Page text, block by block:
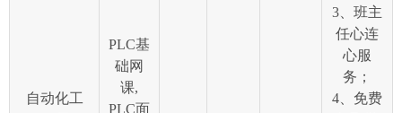
自动化工
PLC基
础网
课,
PLC面
3、班主
任心连
心服
务；
4、免费